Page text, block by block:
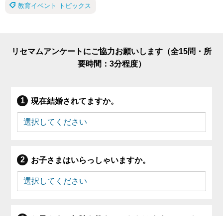
教育イベント トピックス
リセマムアンケートにご協力お願いします（全15問・所
要時間：3分程度）
現在結婚されてますか。
お子さまはいらっしゃいますか。